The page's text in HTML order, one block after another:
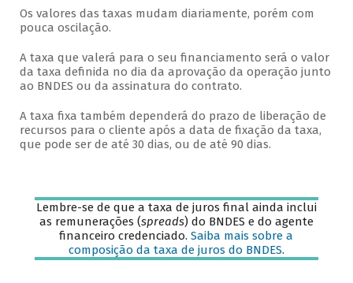
Os valores das taxas mudam diariamente, porém com
pouca oscilação.
A taxa que valerá para o seu financiamento será o valor
da taxa definida no dia da aprovação da operação junto
ao BNDES ou da assinatura do contrato.
A taxa fixa também dependerá do prazo de liberação de
recursos para o cliente após a data de fixação da taxa,
que pode ser de até 30 dias, ou de até 90 dias.
Lembre-se de que a taxa de juros final ainda inclui
as remunerações (spreads) do BNDES e do agente
financeiro credenciado.Saiba mais sobre a
composição da taxa de juros do BNDES.